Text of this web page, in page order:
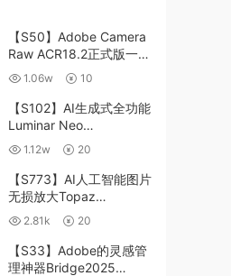
【S50】Adobe Camera
Raw ACR18.2正式版一键
升级包 ACR最新升级包
支持WIN和MAC
1.06w 10
【S102】AI生成式全功能
Luminar Neo
1.24.4(x64)超强修图插件
中文版WIN+MAC含400
个预设
1.12w 20
【S773】AI人工智能图片
无损放大Topaz
Gigapixel AI 8.4.0.1b照
片模糊清晰 PS插件+独立
版 WIN/MAC
2.81k 20
【S33】Adobe的灵感管
理神器Bridge2025